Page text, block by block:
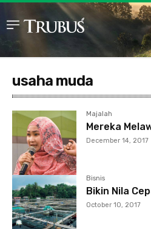
usaha muda
Majalah
Mereka
December 14, 2017
Bisnis
Bikin Nila
October 10, 2017